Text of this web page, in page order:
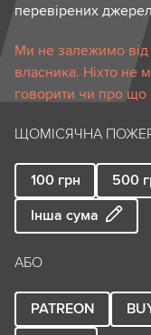
перевірених
Ми не залежимо від
власника. Ніхто не
говорити чи про що
ЩОМІСЯЧНА
100 грн 500
Інша сума
АБО
PATREON